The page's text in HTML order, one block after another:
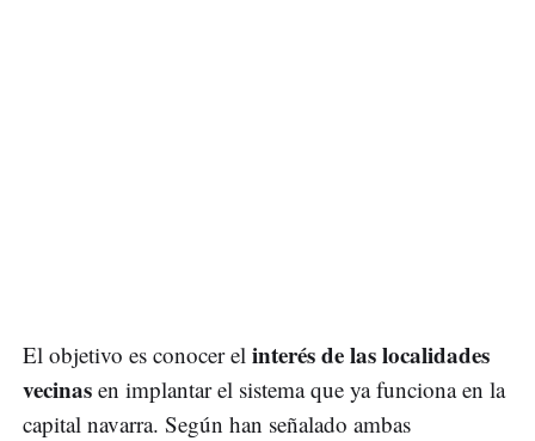
El objetivo es conocer el interés de las localidades
vecinas en implantar el sistema que ya funciona en la
capital navarra. Según han señalado ambas